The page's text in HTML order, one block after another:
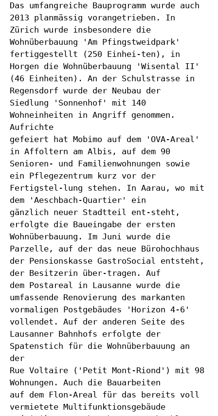
Das umfangreiche Bauprogramm wurde auch
2013 planmässig vorangetrieben. In
Zürich wurde insbesondere die
Wohnüberbauung 'Am Pfingstweidpark'
fertiggestellt (250 Einhei-ten), in
Horgen die Wohnüberbauung 'Wisental II'
(46 Einheiten). An der Schulstrasse in
Regensdorf wurde der Neubau der
Siedlung 'Sonnenhof' mit 140
Wohneinheiten in Angriff genommen.
Aufrichte
gefeiert hat Mobimo auf dem 'OVA-Areal'
in Affoltern am Albis, auf dem 90
Senioren- und Familienwohnungen sowie
ein Pflegezentrum kurz vor der
Fertigstel-lung stehen. In Aarau, wo mit
dem 'Aeschbach-Quartier' ein
gänzlich neuer Stadtteil ent-steht,
erfolgte die Baueingabe der ersten
Wohnüberbauung. Im Juni wurde die
Parzelle, auf der das neue Bürohochhaus
der Pensionskasse GastroSocial entsteht,
der Besitzerin über-tragen. Auf
dem Postareal in Lausanne wurde die
umfassende Renovierung des markanten
vormaligen Postgebäudes 'Horizon 4-6'
vollendet. Auf der anderen Seite des
Lausanner Bahnhofs erfolgte der
Spatenstich für die Wohnüberbauung an
der
Rue Voltaire ('Petit Mont-Riond') mit 98
Wohnungen. Auch die Bauarbeiten
auf dem Flon-Areal für das bereits voll
vermietete Multifunktionsgebäude